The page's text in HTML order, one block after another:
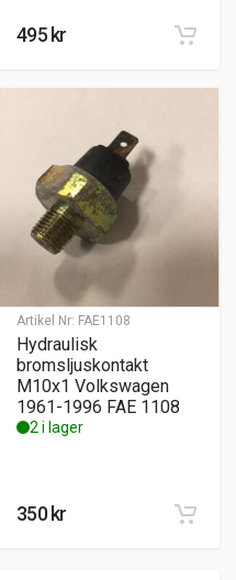
495kr
Artikel Nr: FAE1108
Hydraulisk
bromsljuskontakt
M10x1 Volkswagen
1961-1996 FAE 1108
2 i lager
350 kr